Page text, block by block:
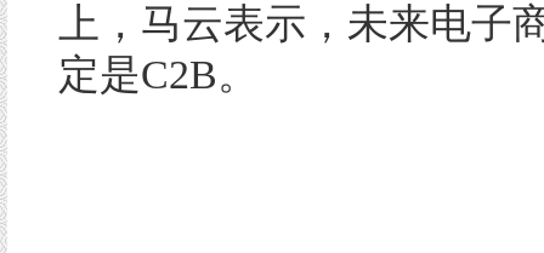
上，马云表示，未来电子
定是C2B。